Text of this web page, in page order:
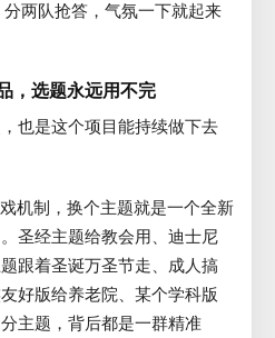
两队抢答，气氛一下就起来
，选题永远用不完
也是这个项目能持续做下去
机制，换个主题就是一个全新
圣经主题给教会用、迪士尼
跟着圣诞万圣节走、成人搞
好版给养老院、某个学科版
主题，背后都是一群精准